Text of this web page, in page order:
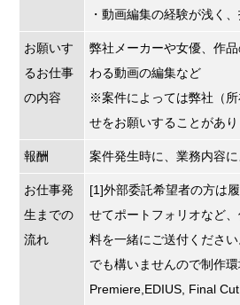
・動画編集の経験が浅く
お願いす
るお仕事
の内容
弊社メーカーや女優、作
わる動画の編集など
※案件によっては弊社（
せをお願いすることがあり
報酬 案件発生時に、業務内容
お仕事発
生までの
流れ
[1]外部委託希望者の方は
せてポートフォリオなど
料を一緒にご送付くださ
でも構いませんので制作
Premiere,EDIUS, Final